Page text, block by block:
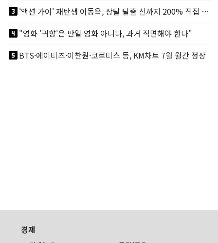
looks_3
'액션 가이' 재탄생 이동욱, 상탈 탈출 신까지 200% 직접 소화
looks_4"영화 '귀향'은 반일 영화 아니다, 과거 직면해야 한다"
looks_5BTS·에이티즈·이찬원·코르티스 등, KM차트 7월 월간 정상
경제